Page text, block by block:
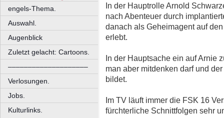
engels-Thema.
Auswahl.
Augenblick
Zuletzt gelacht: Cartoons.
––––––––––––––––––––
Verlosungen.
Jobs.
Kulturlinks.
In der Hauptrolle Arnold
nach Abenteuer durch
danach als Geheimagent auf
erlebt.
In der Hauptsache ein auf Arnie
man aber mitdenken darf und
bildet.
Im TV läuft immer die FSK 16
fürchterliche Schnittfolgen sehr